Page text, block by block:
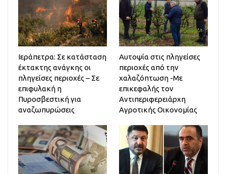
Ιεράπετρα: Σε κατάσταση
έκτακτης ανάγκης οι
πληγείσες περιοχές – Σε
επιφυλακή η
Πυροσβεστική για
αναζωπυρώσεις
Αυτοψία στις πληγείσες
περιοχές από την
χαλαζόπτωση -Με
επικεφαλής τον
Αντιπεριφερειάρχη
Αγροτικής Οικονομίας